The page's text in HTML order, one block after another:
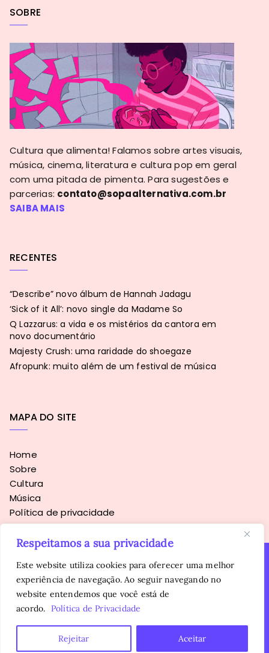
Respeitamos a sua privacidade
Este website utiliza cookies para oferecer uma melhor
experiência de navegação. Ao seguir navegando no
website entendemos que você está de
acordo. Política de Privacidade
Rejeitar Aceitar
SOBRE
Cultura que alimenta! Falamos sobre artes visuais,
música, cinema, literatura e cultura pop em geral
com uma pitada de pimenta. Para sugestões e
parcerias: contato@sopaalternativa.com.br
SAIBA MAIS
RECENTES
“Describe” novo álbum de Hannah Jadagu
‘Sick of it All’: novo single da Madame So
Q Lazzarus: a vida e os mistérios da cantora em
novo documentário
Majesty Crush: uma raridade do shoegaze
Afropunk: muito além de um festival de música
MAPA DO SITE
Home
Sobre
Cultura
Música
Política de privacidade
Copyright © 2016 - 2026Sopa Alternativa. Todos os direitos
reservados.
É proibida a reprodução, total ou parcial, do conteúdo sem
autorização prévia da autora.